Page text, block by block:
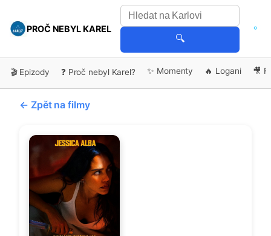
PROČ NEBYL KAREL
🔍
🎬 Epizody ❓ Proč nebyl Karel? ✨ Momenty 🔥 Logani 🎥
← Zpět na filmy